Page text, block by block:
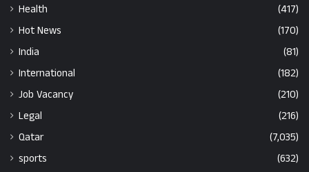
Health
(417)
Hot News
(170)
India
(81)
International
(182)
Job Vacancy
(210)
Legal
(216)
Qatar
(7,035)
sports
(632)